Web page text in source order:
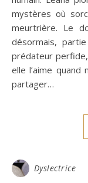
mystères où
meurtrière. Le
désormais,
prédateur
elle l’aime quand
partager…
Dyslectrice